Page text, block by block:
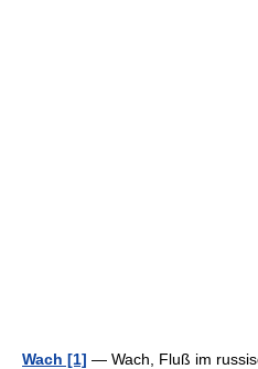
Wach [1] — Wach, Fluß im